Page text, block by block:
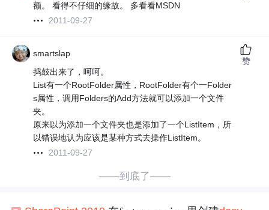
额。 看得不仔细的缘故。 多看看MSDN
2011-09-27
smartslap
捣鼓出来了，呵呵。
List有一个RootFolder属性，RootFolder有个一Folder
s属性，调用Folders的Add方法就可以添加一个文件
夹。
原来以为添加一个文件夹也是添加了一个ListItem，所
以错误地认为应该是某种方式去操作ListItem。
2011-09-27
赞
——到底了——